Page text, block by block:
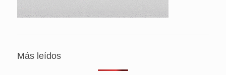
Más leídos